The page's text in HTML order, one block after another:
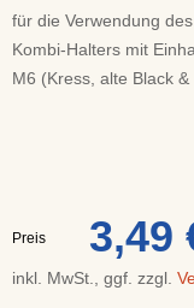
für die Verwendung
Kombi-Halters mit
M6 (Kress, alte Black
Preis 3,49
inkl. MwSt., ggf. zzgl.